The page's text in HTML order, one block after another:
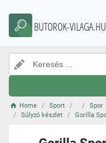
BUTOROK-VILAGA.HU
Home Sport Spor
Súlyzó készlet
Gorilla